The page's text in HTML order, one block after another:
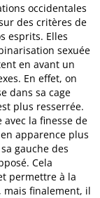
occidentales
des critères de
esprits. Elles
sexuée
en avant un
En effet, on
dans sa cage
plus resserrée.
la finesse de
apparence plus
gauche des
Cela
permettre à la
mais finalement, il